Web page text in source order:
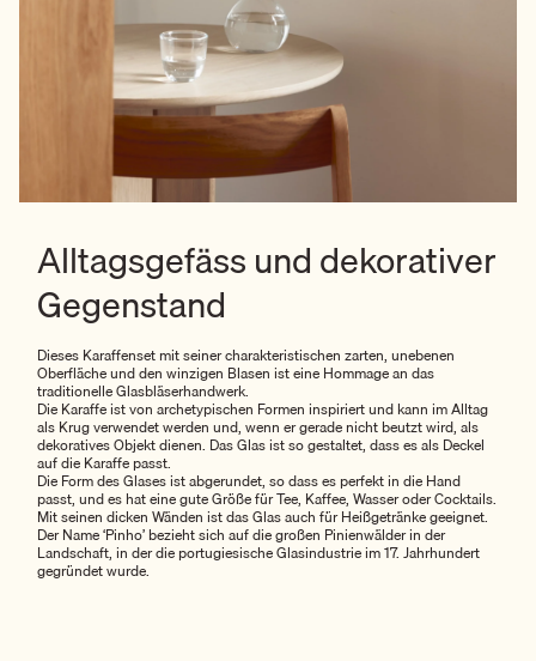
Alltagsgefäss und dekorativer
Gegenstand
Dieses Karaffenset mit seiner charakteristischen zarten, unebenen
Oberfläche und den winzigen Blasen ist eine Hommage an das
traditionelle Glasbläserhandwerk.
Die Karaffe ist von archetypischen Formen inspiriert und kann im Alltag
als Krug verwendet werden und, wenn er gerade nicht beutzt wird, als
dekoratives Objekt dienen. Das Glas ist so gestaltet, dass es als Deckel
auf die Karaffe passt.
Die Form des Glases ist abgerundet, so dass es perfekt in die Hand
passt, und es hat eine gute Größe für Tee, Kaffee, Wasser oder Cocktails.
Mit seinen dicken Wänden ist das Glas auch für Heißgetränke geeignet.
Der Name ‘Pinho’ bezieht sich auf die großen Pinienwälder in der
Landschaft, in der die portugiesische Glasindustrie im 17. Jahrhundert
gegründet wurde.